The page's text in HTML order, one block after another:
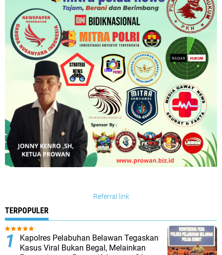
Referral link
TERPOPULER
Kapolres Pelabuhan Belawan Tegaskan
Kasus Viral Bukan Begal, Melainkan